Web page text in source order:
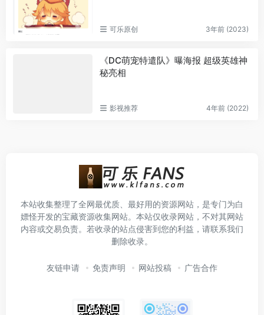
可乐原创 3年前 (2023)
《DC萌宠特遣队》曝海报 超级英雄神
秘亮相
影视推荐 4年前 (2022)
本站收集整理了全网最优质、最好用的资源网站，是专门为白
嫖怪开发的宝藏资源收集网站。本站仅收录网站，不对其网站
内容或交易负责。若收录的站点侵害到您的利益，请联系我们
删除收录。
友链申请 免责声明 网站投稿 广告合作